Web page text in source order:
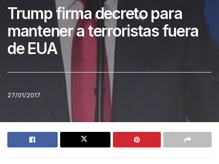
Trump firma decreto para
mantener a terroristas fuera
de EUA
27/01/2017